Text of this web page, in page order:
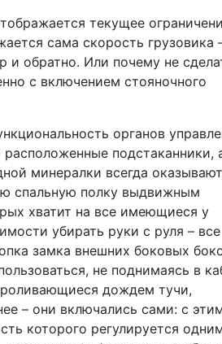
текущее
сама скорость грузовика
и обратно. Или почему не
с включением стояночного
органов
подстаканники,
минералки всегда
спальную полку выдвижным
хватит на все имеющиеся у
убирать руки с руля – все
замка внешних боковых
не поднимаясь в
дождем тучи,
– они включались сами: с
которого регулируется